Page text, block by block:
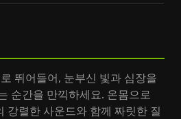
뛰어들어, 눈부신 빛과 심장을
순간을 만끽하세요. 온몸으로
강렬한 사운드와 함께 짜릿한 질